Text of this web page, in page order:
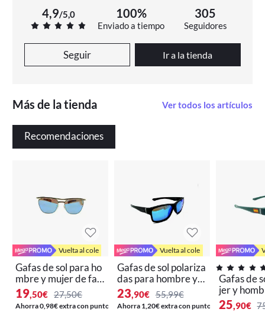
4,9/5,0 100%
Enviado a tiempo
305
Seguidores
Seguir Ir a la tienda
Más de la tienda Ver todos los artículos
Recomendaciones
Vuelta al cole
Gafas de sol para ho
mbre y mujer de fab
ricación Española vi
ntage Qoolst Manha
19,50€ 27,50€
Ahorra 0,98€ extra con puntos
Vuelta al cole
Gafas de sol polariza
das para hombre y
mujer Qoolst Typhoo
n
23,90€ 55,99€
Ahorra 1,20€ extra con puntos
Gafas de
jer y
adas
25,90€